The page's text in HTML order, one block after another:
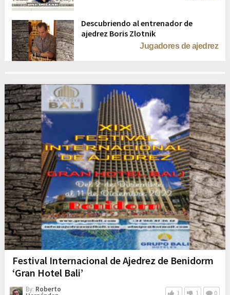
Descubriendo al entrenador de
ajedrez Boris Zlotnik
Jugadores de ajedrez
Festival Internacional de Ajedrez de Benidorm
‘Gran Hotel Bali’
By: Roberto 1 1 0